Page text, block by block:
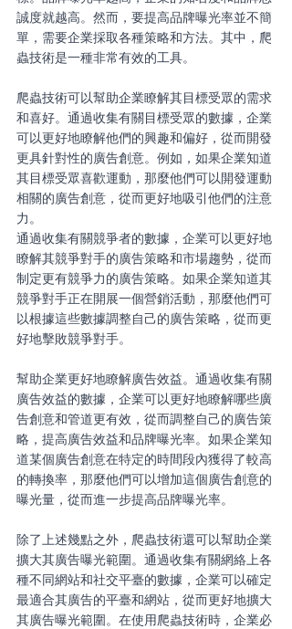
誠度就越高。然而，要提高品牌曝光率並不簡
單，需要企業採取各種策略和方法。其中，爬
蟲技術是一種非常有效的工具。
爬蟲技術可以幫助企業瞭解其目標受眾的需求
和喜好。通過收集有關目標受眾的數據，企業
可以更好地瞭解他們的興趣和偏好，從而開發
更具針對性的廣告創意。例如，如果企業知道
其目標受眾喜歡運動，那麼他們可以開發運動
相關的廣告創意，從而更好地吸引他們的注意
力。
通過收集有關競爭者的數據，企業可以更好地
瞭解其競爭對手的廣告策略和市場趨勢，從而
制定更有競爭力的廣告策略。如果企業知道其
競爭對手正在開展一個營銷活動，那麼他們可
以根據這些數據調整自己的廣告策略，從而更
好地擊敗競爭對手。
幫助企業更好地瞭解廣告效益。通過收集有關
廣告效益的數據，企業可以更好地瞭解哪些廣
告創意和管道更有效，從而調整自己的廣告策
略，提高廣告效益和品牌曝光率。如果企業知
道某個廣告創意在特定的時間段內獲得了較高
的轉換率，那麼他們可以增加這個廣告創意的
曝光量，從而進一步提高品牌曝光率。
除了上述幾點之外，爬蟲技術還可以幫助企業
擴大其廣告曝光範圍。通過收集有關網絡上各
種不同網站和社交平臺的數據，企業可以確定
最適合其廣告的平臺和網站，從而更好地擴大
其廣告曝光範圍。在使用爬蟲技術時，企業必